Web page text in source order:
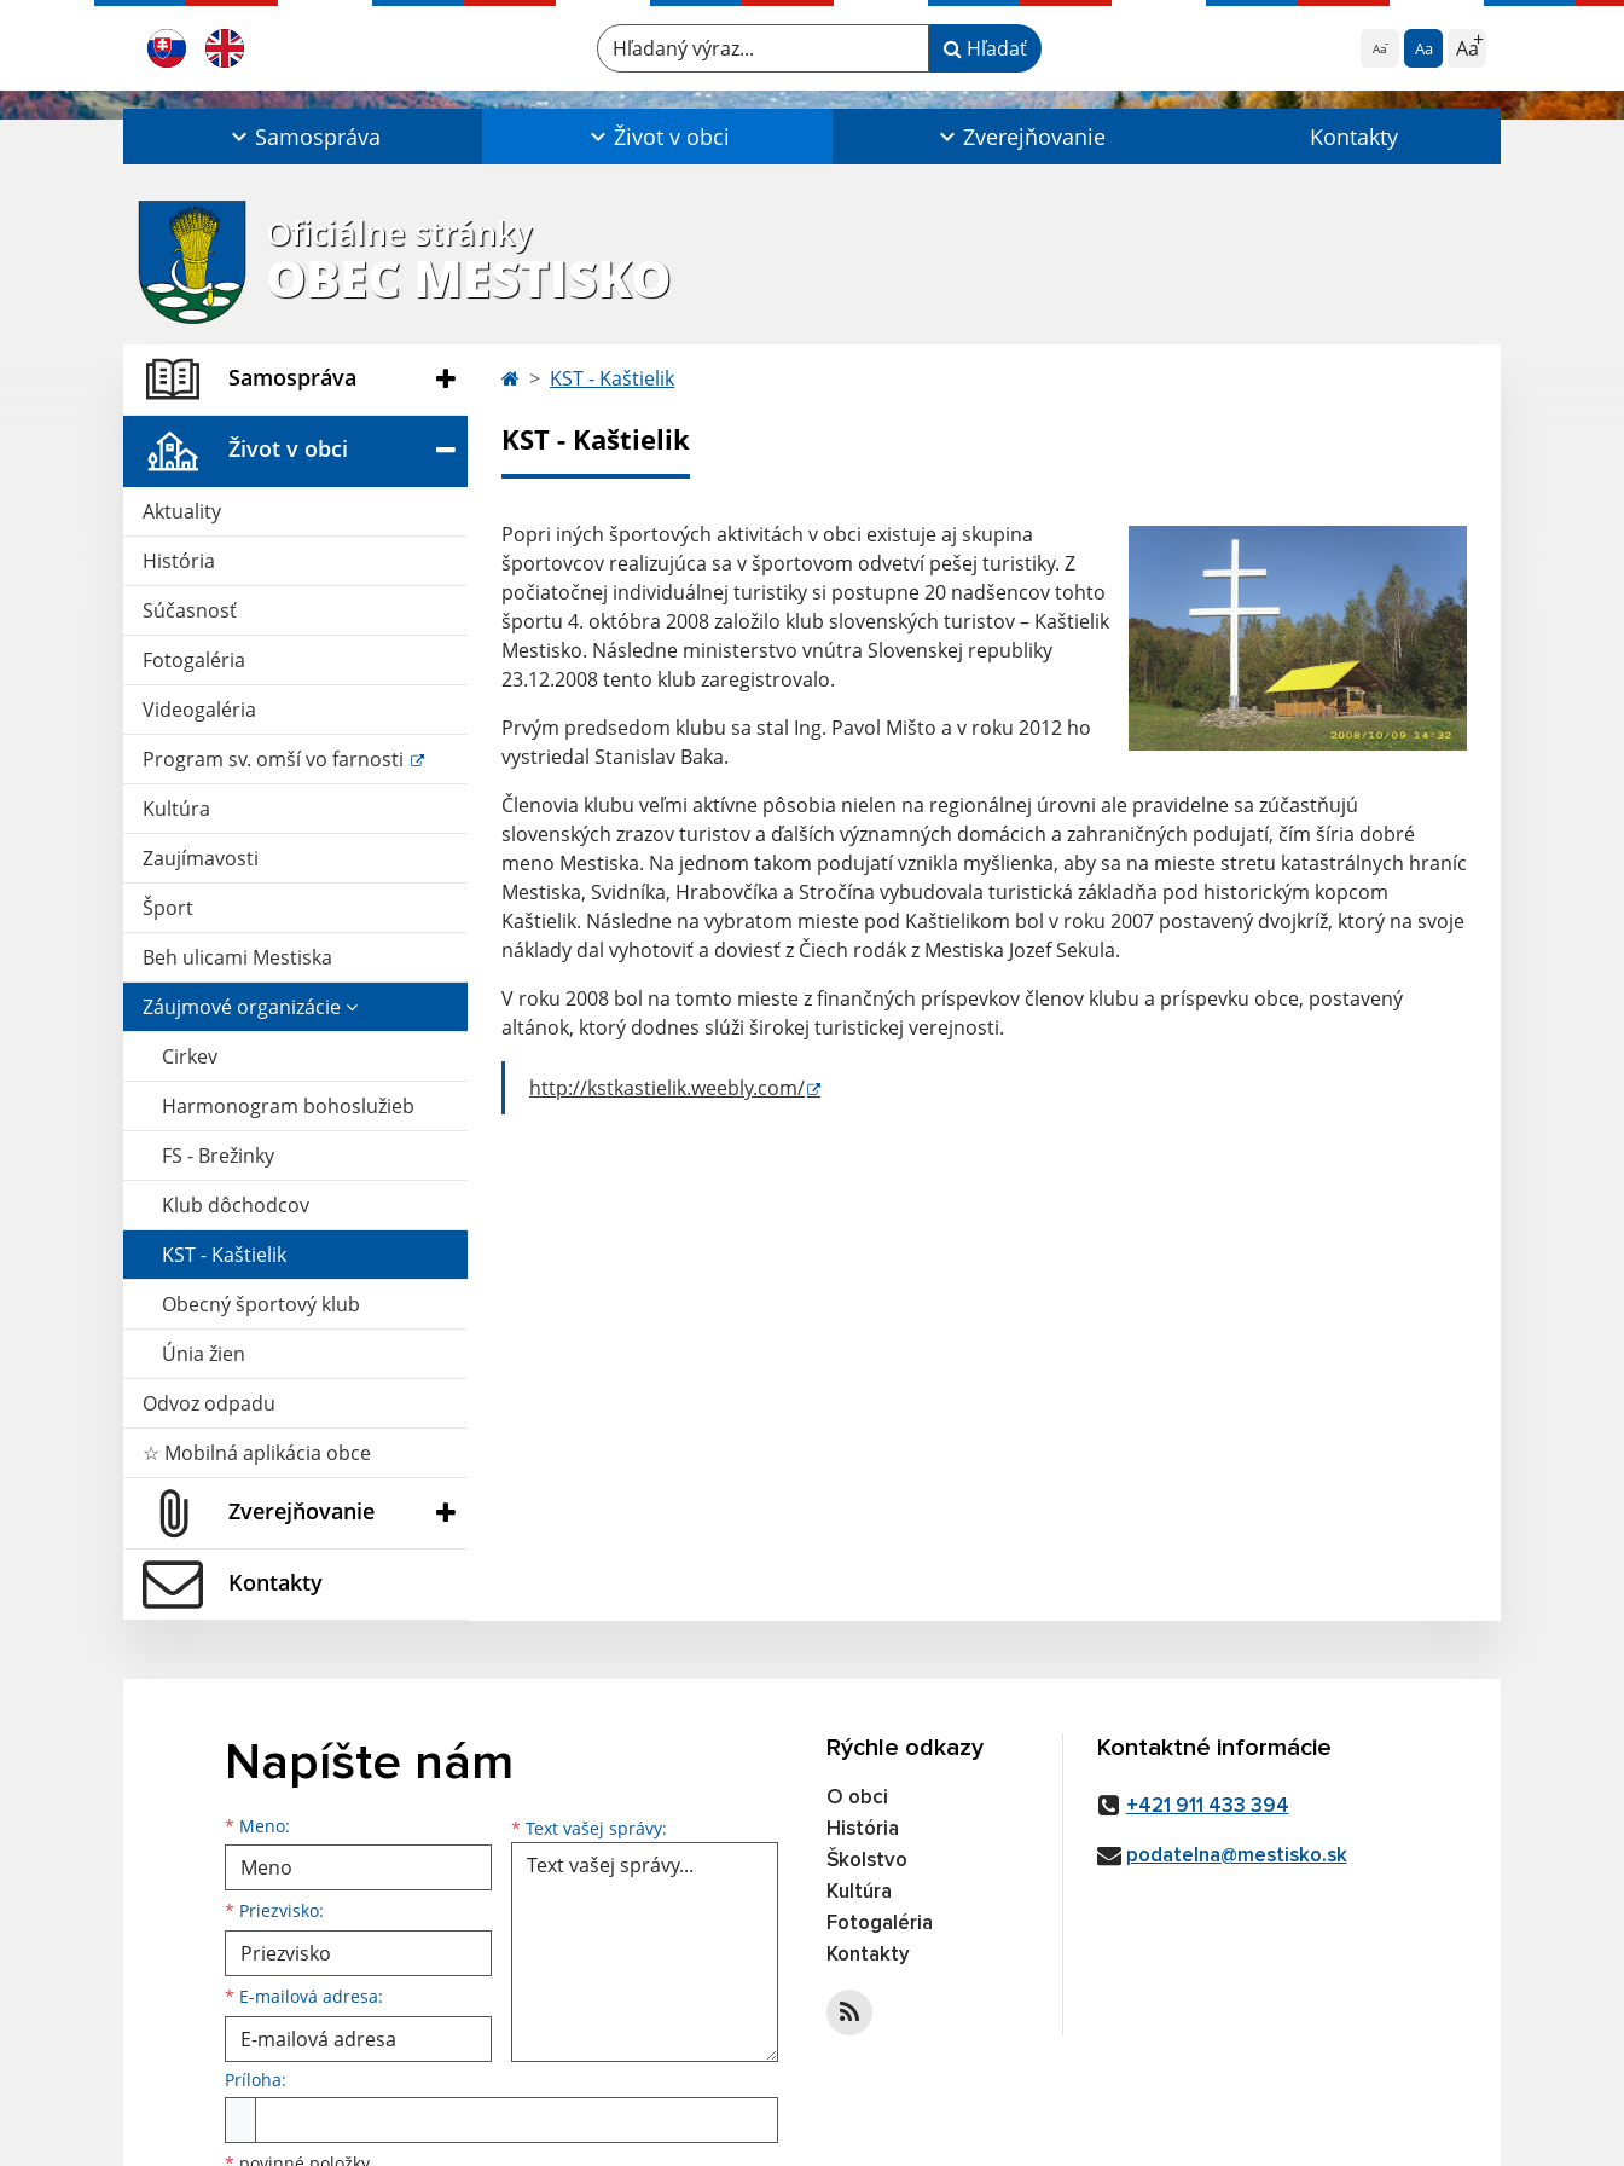
Aa Aa Aa
Hľadaný výraz... Hľadať
Samospráva Život v obci Zverejňovanie Kontakty
Oficiálne stránky
OBEC MESTISKO
Samospráva
Život v obci
Aktuality
História
Súčasnosť
Fotogaléria
Videogaléria
Program sv. omší vo farnosti
Kultúra
Zaujímavosti
Šport
Beh ulicami Mestiska
Záujmové organizácie
Cirkev
Harmonogram bohoslužieb
FS - Brežinky
Klub dôchodcov
KST - Kaštielik
Obecný športový klub
Únia žien
Odvoz odpadu
☆ Mobilná aplikácia obce
Zverejňovanie
Kontakty
KST - Kaštielik
KST - Kaštielik
Popri iných športových aktivitách v obci existuje aj skupina
športovcov realizujúca sa v športovom odvetví pešej turistiky. Z
počiatočnej individuálnej turistiky si postupne 20 nadšencov tohto
športu 4. októbra 2008 založilo klub slovenských turistov – Kaštielik
Mestisko. Následne ministerstvo vnútra Slovenskej republiky
23.12.2008 tento klub zaregistrovalo.
Prvým predsedom klubu sa stal Ing. Pavol Mišto a v roku 2012 ho
vystriedal Stanislav Baka.
Členovia klubu veľmi aktívne pôsobia nielen na regionálnej úrovni ale pravidelne sa zúčastňujú
slovenských zrazov turistov a ďalších významných domácich a zahraničných podujatí, čím šíria dobré
meno Mestiska. Na jednom takom podujatí vznikla myšlienka, aby sa na mieste stretu katastrálnych hraníc
Mestiska, Svidníka, Hrabovčíka a Stročína vybudovala turistická základňa pod historickým kopcom
Kaštielik. Následne na vybratom mieste pod Kaštielikom bol v roku 2007 postavený dvojkríž, ktorý na svoje
náklady dal vyhotoviť a doviesť z Čiech rodák z Mestiska Jozef Sekula.
V roku 2008 bol na tomto mieste z finančných príspevkov členov klubu a príspevku obce, postavený
altánok, ktorý dodnes slúži širokej turistickej verejnosti.
http://kstkastielik.weebly.com/
Napíšte nám
* Meno:
Meno
* Priezvisko:
Priezvisko
* E-mailová adresa:
E-mailová adresa * Text vašej správy: Text vašej správy...
Príloha:
Rýchle odkazy
O obci
História
Školstvo
Kultúra
Fotogaléria
Kontakty
Kontaktné informácie
+421 911 433 394
podatelna@mestisko.sk